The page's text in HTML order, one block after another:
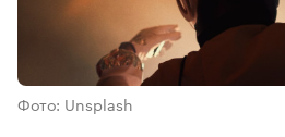
Фото: Unsplash